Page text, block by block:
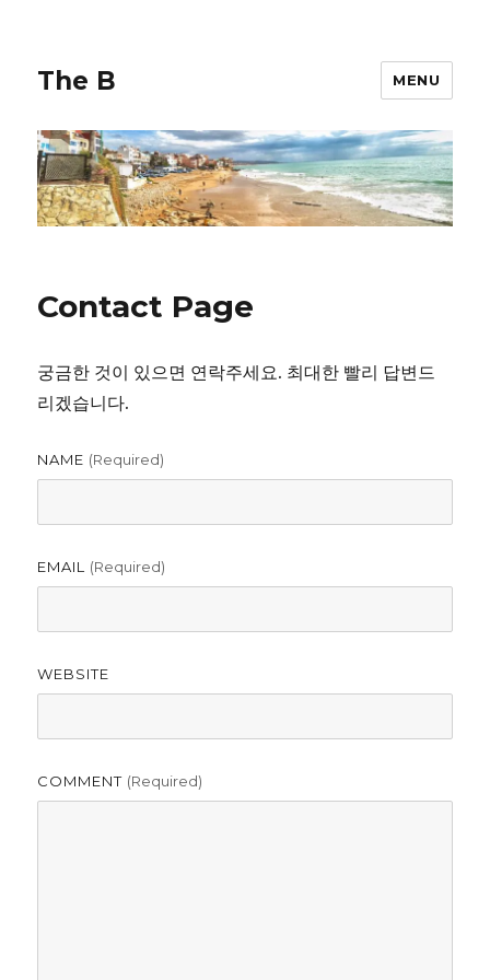
The B MENU
Contact Page
궁금한 것이 있으면 연락주세요. 최대한 빨리 답변드
리겠습니다.
NAME (required)
EMAIL (required)
WEBSITE
COMMENT (required)